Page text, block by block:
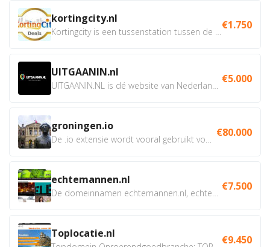
kortingcity.nl €1.750
UITGAANIN.nl €5.000
groningen.io €80.000
echtemannen.nl €7.500
Toplocatie.nl €9.450